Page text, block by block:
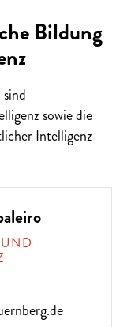
Bildung
sowie die
Intelligenz